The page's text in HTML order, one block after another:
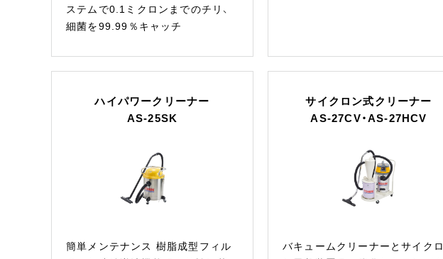
ステムで0.1ミクロンまでのチリ、
細菌を99.99％キャッチ
ハイパワークリーナー
AS-25SK
簡単メンテナンス 樹脂成型フィル
サイクロン式クリーナー
AS-27CV・AS-27HCV
バキュームクリーナーとサイクロ